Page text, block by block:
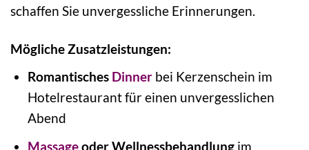
schaffen Sie unvergessliche Erinnerungen.
Mögliche Zusatzleistungen:
Romantisches Dinnerbei Kerzenschein im
Hotelrestaurant für einen unvergesslichen
Abend
Massageoder Wellnessbehandlungim